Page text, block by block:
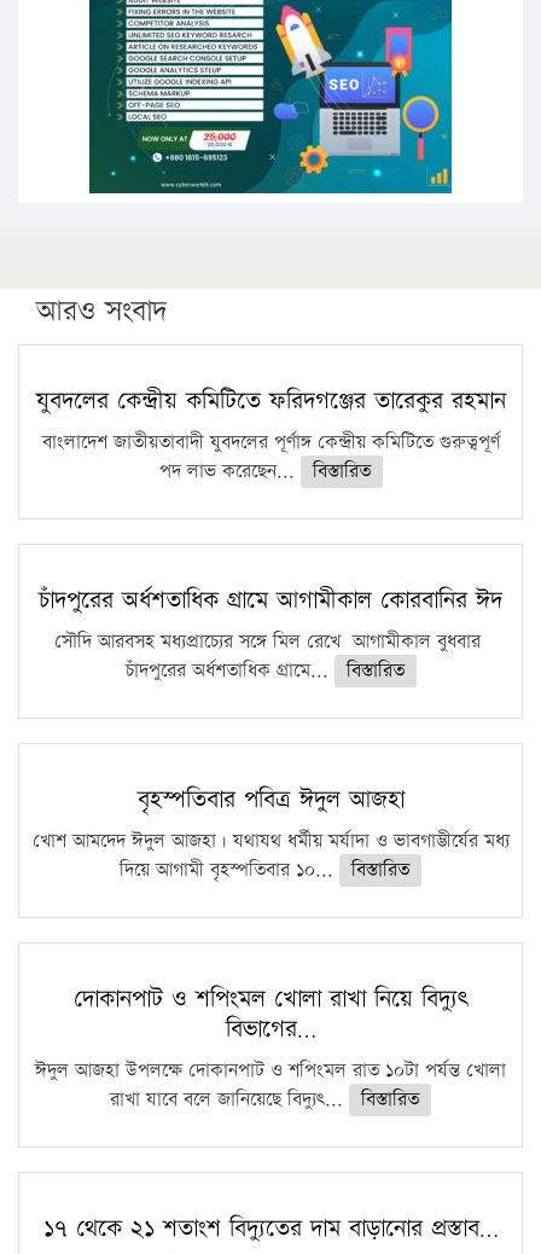
সারা দেশে বজ্রাঘাতে ১৪ জনের প্রাণহানি
কঠোর হচ্ছে এসএসসি ও এইচএসসি পরীক্ষা
ফরিদগঞ্জে আগুনে পুড়লো ৬ ব্যবসা প্রতিষ্ঠান
আরও সংবাদ
যুবদলের কেন্দ্রীয় কমিটিতে ফরিদগঞ্জের তারেকুর রহমান
বাংলাদেশ জাতীয়তাবাদী যুবদলের পূর্ণাঙ্গ কেন্দ্রীয় কমিটিতে গুরুত্বপূর্ণ
পদ লাভ করেছেন...
বিস্তারিত
চাঁদপুরের অর্ধশতাধিক গ্রামে আগামীকাল কোরবানির ঈদ
সৌদি আরবসহ মধ্যপ্রাচ্যের সঙ্গে মিল রেখে আগামীকাল বুধবার
চাঁদপুরের অর্ধশতাধিক গ্রামে...
বিস্তারিত
বৃহস্পতিবার পবিত্র ঈদুল আজহা
খোশ আমদেদ ঈদুল আজহা। যথাযথ ধর্মীয় মর্যাদা ও ভাবগাম্ভীর্যের মধ্য
দিয়ে আগামী বৃহস্পতিবার ১০...
বিস্তারিত
দোকানপাট ও শপিংমল খোলা রাখা নিয়ে বিদ্যুৎ
বিভাগের…
ঈদুল আজহা উপলক্ষে দোকানপাট ও শপিংমল রাত ১০টা পর্যন্ত খোলা
রাখা যাবে বলে জানিয়েছে বিদ্যুৎ...
বিস্তারিত
১৭ থেকে ২১ শতাংশ বিদ্যুতের দাম বাড়ানোর প্রস্তাব…